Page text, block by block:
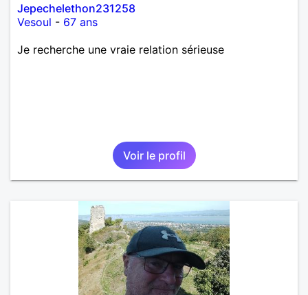
Jepechelethon231258
Vesoul - 67 ans
Je recherche une vraie relation sérieuse
Voir le profil